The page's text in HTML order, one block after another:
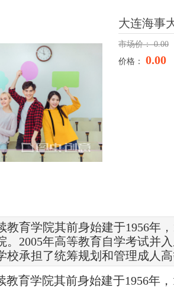
大连海事
市场价：0.00
价格： 0.00
教育学院其前身始建于1956年
。2005年高等教育自学考试并
校承担了统筹规划和管理成人
教育学院其前身始建于1956年